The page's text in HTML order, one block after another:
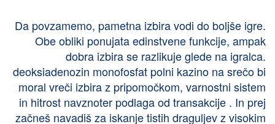
Da povzamemo, pametna izbira vodi do boljše igre.
Obe obliki ponujata edinstvene funkcije, ampak
dobra izbira se razlikuje glede na igralca.
deoksiadenozin monofosfat polni kazino na srečo bi
moral vreči izbira z pripomočkom, varnostni sistem
in hitrost navznoter podlaga od transakcije . In prej
začneš navadiš za iskanje tistih draguljev z visokim